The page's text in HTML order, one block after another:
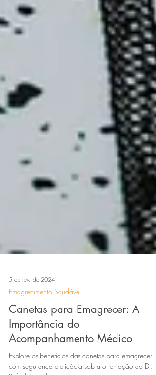
5 de fev. de 2024
Emagrecimento Saudável
Canetas para Emagrecer: A
Importância do
Acompanhamento Médico